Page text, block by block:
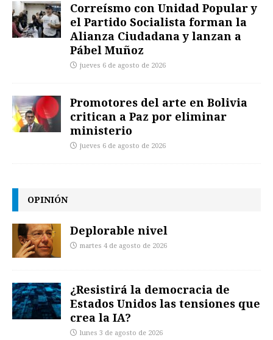
Correísmo con Unidad Popular y
el Partido Socialista forman la
Alianza Ciudadana y lanzan a
Pábel Muñoz
jueves 6 de agosto de 2026
Promotores del arte en Bolivia
critican a Paz por eliminar
ministerio
jueves 6 de agosto de 2026
OPINIÓN
Deplorable nivel
martes 4 de agosto de 2026
¿Resistirá la democracia de
Estados Unidos las tensiones que
crea la IA?
lunes 3 de agosto de 2026